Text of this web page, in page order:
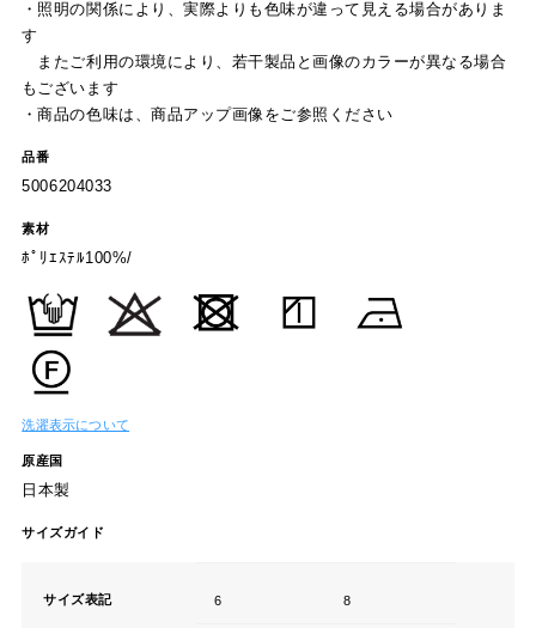
・照明の関係により、実際よりも色味が違って見える場合がありま
す
またご利用の環境により、若干製品と画像のカラーが異なる場合
もございます
・商品の色味は、商品アップ画像をご参照ください
品番
5006204033
素材
ﾎﾟﾘｴｽﾃﾙ100%/
洗濯表示について
原産国
日本製
サイズガイド
サイズ表記 6 8